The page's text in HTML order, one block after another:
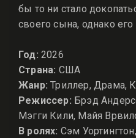
бы то ни стало
своего сына, однако
Год: 2026
Страна: США
Жанр: Триллер, Драма,
Режиссер: Брэд
Мэгги Кили, Майя
В ролях: Сэм